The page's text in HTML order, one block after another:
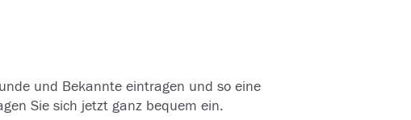
und Bekannte eintragen und so eine
Sie sich jetzt ganz bequem ein.